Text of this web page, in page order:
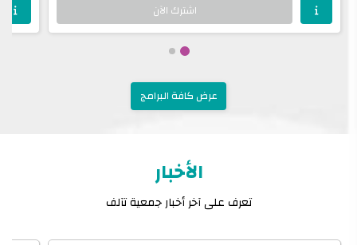
اشترك الآن
عرض كافة البرامج
الأخبار
تعرف على آخر أخبار جمعية تآلف